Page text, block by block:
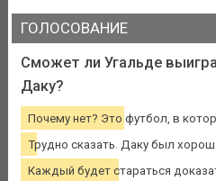
ГОЛОСОВАНИЕ
Сможет ли Угальде
Даку?
Почему нет? Это футбол, в
Трудно сказать. Даку был
Каждый будет стараться